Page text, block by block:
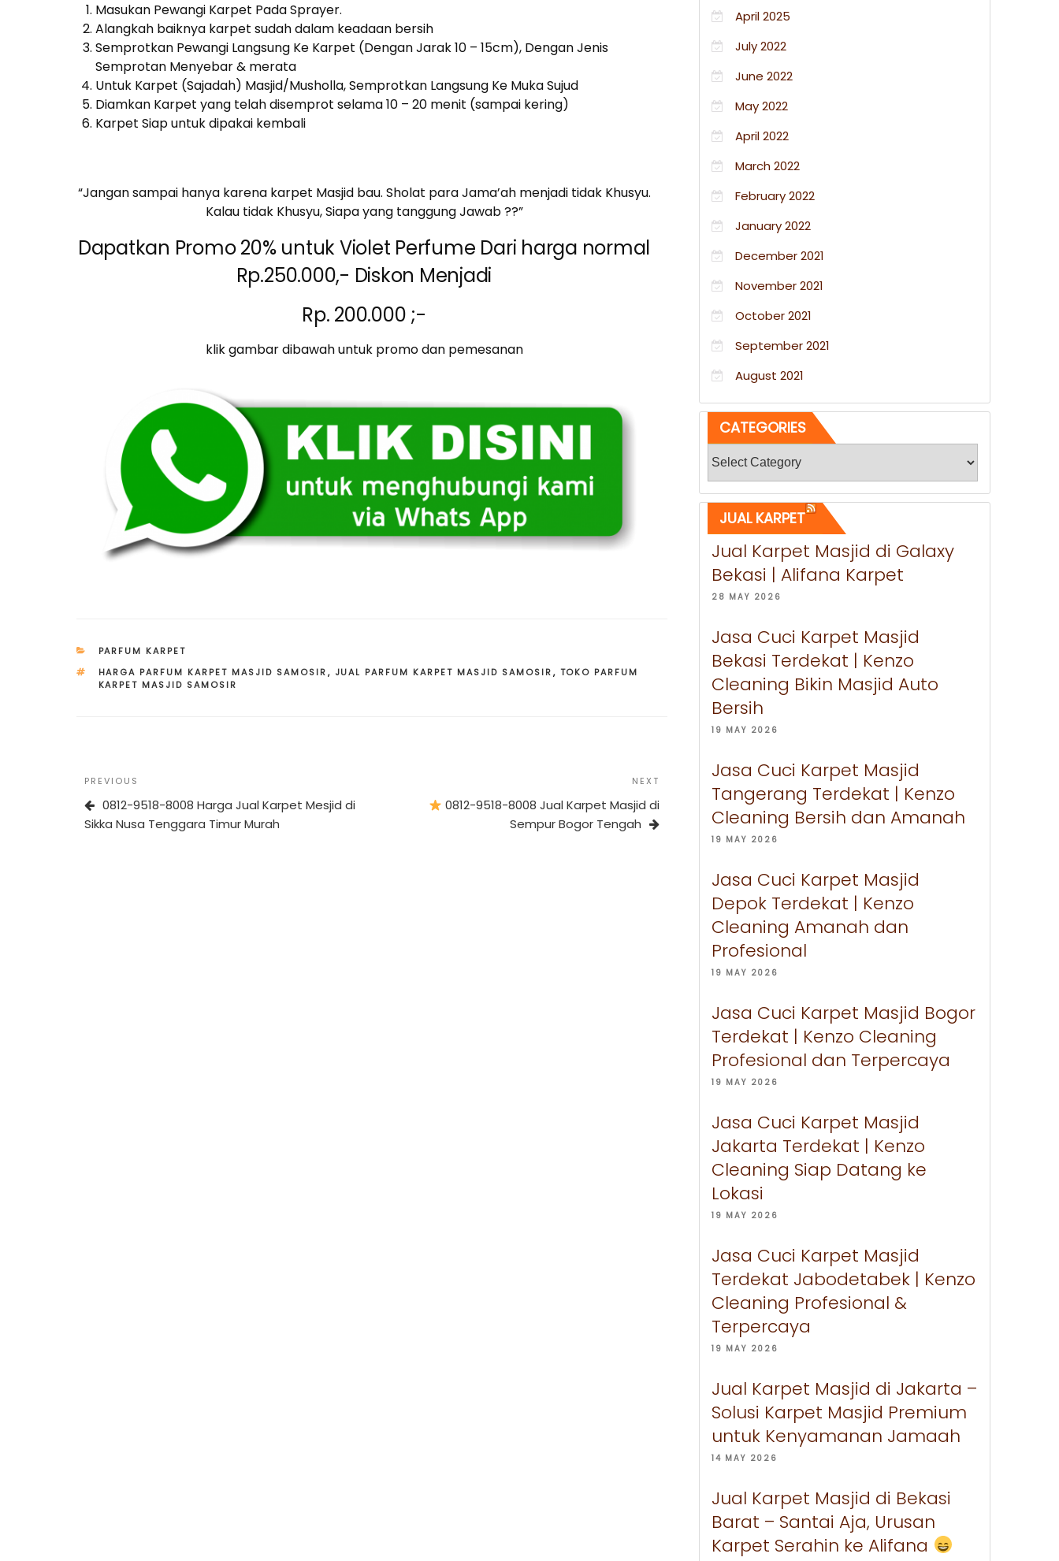
Masukan Pewangi Karpet Pada Sprayer.
Alangkah baiknya karpet sudah dalam keadaan bersih
Semprotkan Pewangi Langsung Ke Karpet (Dengan Jarak 10 – 15cm), Dengan Jenis
Semprotan Menyebar & merata
Untuk Karpet (Sajadah) Masjid/Musholla, Semprotkan Langsung Ke Muka Sujud
Diamkan Karpet yang telah disemprot selama 10 – 20 menit (sampai kering)
Karpet Siap untuk dipakai kembali
“Jangan sampai hanya karena karpet Masjid bau. Sholat para Jama’ah menjadi tidak Khusyu.
Kalau tidak Khusyu, Siapa yang tanggung Jawab ??”
Dapatkan Promo 20% untuk Violet Perfume Dari harga normal
Rp.250.000,- Diskon Menjadi
Rp. 200.000 ;-
klik gambar dibawah untuk promo dan pemesanan
CATEGORIES
PARFUM KARPET
TAGS
HARGA PARFUM KARPET MASJID SAMOSIR, JUAL PARFUM KARPET MASJID SAMOSIR, TOKO PARFUM
KARPET MASJID SAMOSIR
Post
navigation
Previous
Post
PREVIOUS
0812-9518-8008 Harga Jual Karpet Mesjid di
Sikka Nusa Tenggara Timur Murah
NEXT
0812-9518-8008 Jual Karpet Masjid di
Sempur Bogor Tengah
April 2025
July 2022
June 2022
May 2022
April 2022
March 2022
February 2022
January 2022
December 2021
November 2021
October 2021
September 2021
August 2021
CATEGORIES
JUAL KARPET
Jual Karpet Masjid di Galaxy
Bekasi | Alifana Karpet
28 MAY 2026
Jasa Cuci Karpet Masjid
Bekasi Terdekat | Kenzo
Cleaning Bikin Masjid Auto
Bersih
19 MAY 2026
Jasa Cuci Karpet Masjid
Tangerang Terdekat | Kenzo
Cleaning Bersih dan Amanah
19 MAY 2026
Jasa Cuci Karpet Masjid
Depok Terdekat | Kenzo
Cleaning Amanah dan
Profesional
19 MAY 2026
Jasa Cuci Karpet Masjid Bogor
Terdekat | Kenzo Cleaning
Profesional dan Terpercaya
19 MAY 2026
Jasa Cuci Karpet Masjid
Jakarta Terdekat | Kenzo
Cleaning Siap Datang ke
Lokasi
19 MAY 2026
Jasa Cuci Karpet Masjid
Terdekat Jabodetabek | Kenzo
Cleaning Profesional &
Terpercaya
19 MAY 2026
Jual Karpet Masjid di Jakarta –
Solusi Karpet Masjid Premium
untuk Kenyamanan Jamaah
14 MAY 2026
Jual Karpet Masjid di Bekasi
Barat – Santai Aja, Urusan
Karpet Serahin ke Alifana